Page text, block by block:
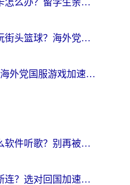
国外打鸿图之下太卡怎么办？留学生亲测有效的国服游戏加速方案
日本用什么加速器玩街头篮球？海外党国服游戏不卡顿的终极攻略
外国人打刀塔2吗？海外党国服游戏加速避坑全攻略
中国人在国外用什么软件听歌？别再被地域限制卡脖子，这篇教你轻松解锁国内音乐库
在海外听网易云总断连？选对回国加速器，告别地区限制和卡顿